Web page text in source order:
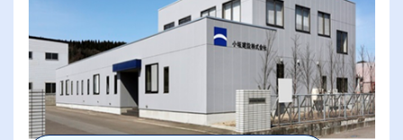
休日数が多い順